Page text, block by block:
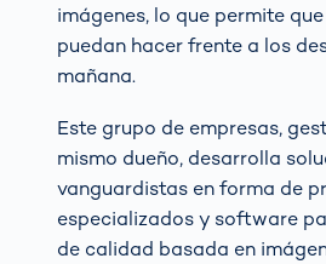
imágenes, lo que permite
puedan hacer frente a los
mañana.
Este grupo de empresas,
mismo dueño, desarrolla
vanguardistas en forma de
especializados y software
de calidad basada en